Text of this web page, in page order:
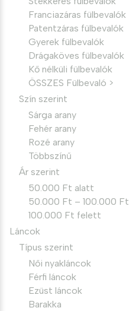
Franciazáras fülbevalók
Patentzáras fülbevalók
Gyerek fülbevalók
Drágaköves fülbevalók
Kő nélküli fülbevalók
ÖSSZES Fülbevaló >
Szín szerint
Sárga arany
Fehér arany
Rozé arany
Többszínű
Ár szerint
50.000 Ft alatt
50.000 Ft – 100.000 Ft
100.000 Ft felett
Láncok
Típus szerint
Női nyakláncok
Férfi láncok
Ezüst láncok
Barakka